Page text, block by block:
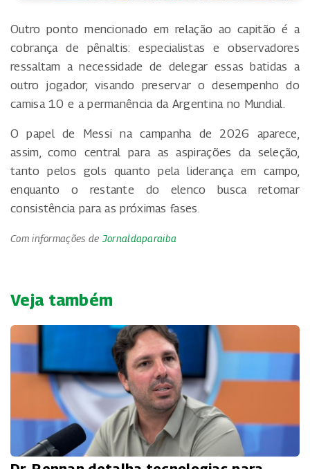
Outro ponto mencionado em relação ao capitão é a
cobrança de pênaltis: especialistas e observadores
ressaltam a necessidade de delegar essas batidas a
outro jogador, visando preservar o desempenho do
camisa 10 e a permanência da Argentina no Mundial.
O papel de Messi na campanha de 2026 aparece,
assim, como central para as aspirações da seleção,
tanto pelos gols quanto pela liderança em campo,
enquanto o restante do elenco busca retomar
consistência para as próximas fases.
Com informações de Jornaldaparaiba
Veja também